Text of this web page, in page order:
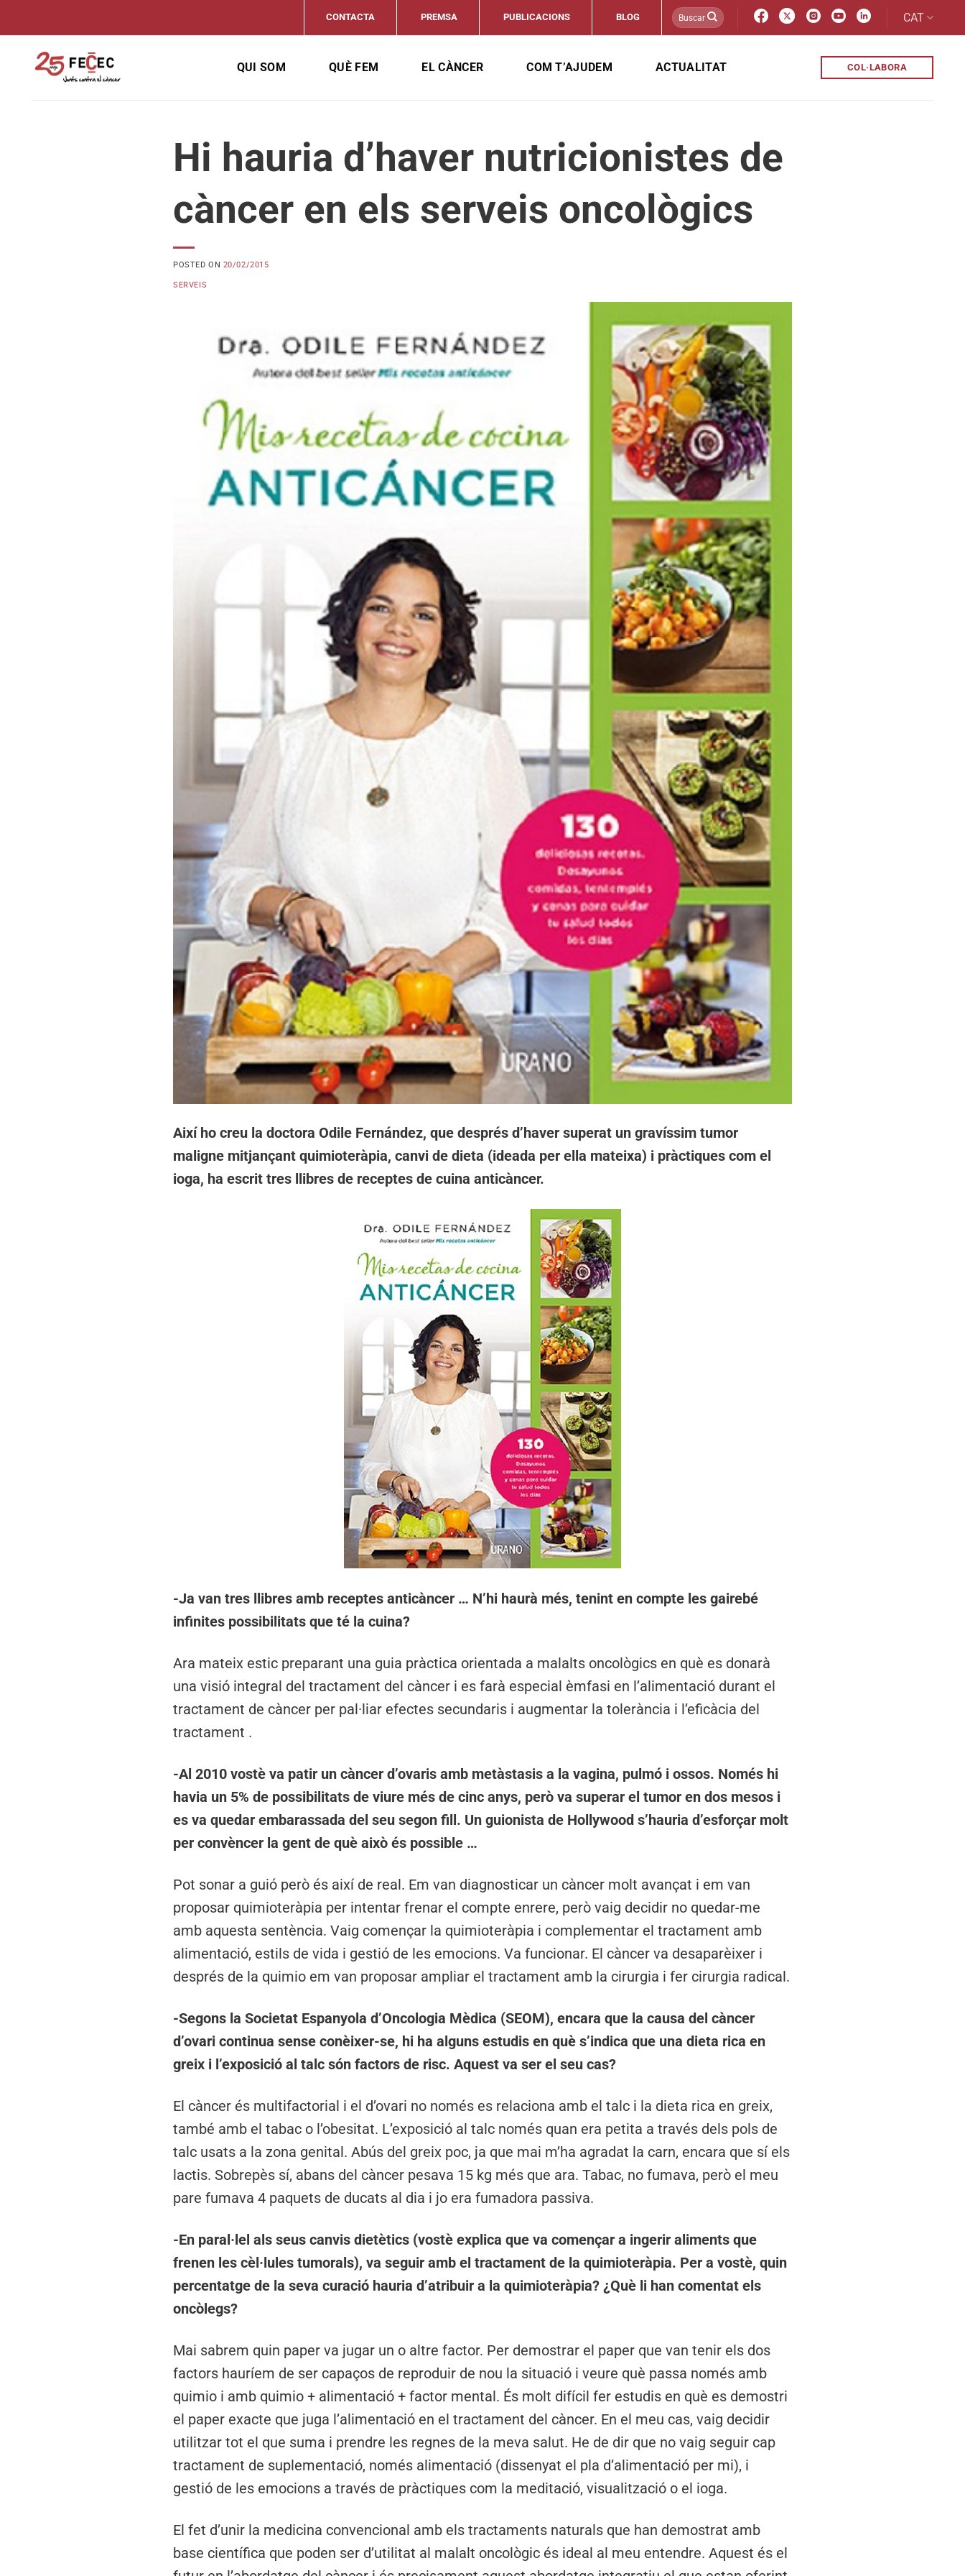
CONTACTA PREMSA PUBLICACIONS BLOG CAT
QUI SOM QUÈ FEM EL CÀNCER COM T’AJUDEM ACTUALITAT COL·LABORA
Hi hauria d’haver nutricionistes de
càncer en els serveis oncològics
POSTED ON 20/02/2015
SERVEIS
Així ho creu la doctora Odile Fernández, que després d’haver superat un gravíssim tumor
maligne mitjançant quimioteràpia, canvi de dieta (ideada per ella mateixa) i pràctiques com el
ioga, ha escrit tres llibres de receptes de cuina anticàncer.
-Ja van tres llibres amb receptes anticàncer … N’hi haurà més, tenint en compte les gairebé
infinites possibilitats que té la cuina?
Ara mateix estic preparant una guia pràctica orientada a malalts oncològics en què es donarà
una visió integral del tractament del càncer i es farà especial èmfasi en l’alimentació durant el
tractament de càncer per pal·liar efectes secundaris i augmentar la tolerància i l’eficàcia del
tractament .
-Al 2010 vostè va patir un càncer d’ovaris amb metàstasis a la vagina, pulmó i ossos. Només hi
havia un 5% de possibilitats de viure més de cinc anys, però va superar el tumor en dos mesos i
es va quedar embarassada del seu segon fill. Un guionista de Hollywood s’hauria d’esforçar molt
per convèncer la gent de què això és possible …
Pot sonar a guió però és així de real. Em van diagnosticar un càncer molt avançat i em van
proposar quimioteràpia per intentar frenar el compte enrere, però vaig decidir no quedar-me
amb aquesta sentència. Vaig començar la quimioteràpia i complementar el tractament amb
alimentació, estils de vida i gestió de les emocions. Va funcionar. El càncer va desaparèixer i
després de la quimio em van proposar ampliar el tractament amb la cirurgia i fer cirurgia radical.
-Segons la Societat Espanyola d’Oncologia Mèdica (SEOM), encara que la causa del càncer
d’ovari continua sense conèixer-se, hi ha alguns estudis en què s’indica que una dieta rica en
greix i l’exposició al talc són factors de risc. Aquest va ser el seu cas?
El càncer és multifactorial i el d’ovari no només es relaciona amb el talc i la dieta rica en greix,
també amb el tabac o l’obesitat. L’exposició al talc només quan era petita a través dels pols de
talc usats a la zona genital. Abús del greix poc, ja que mai m’ha agradat la carn, encara que sí els
lactis. Sobrepès sí, abans del càncer pesava 15 kg més que ara. Tabac, no fumava, però el meu
pare fumava 4 paquets de ducats al dia i jo era fumadora passiva.
-En paral·lel als seus canvis dietètics (vostè explica que va començar a ingerir aliments que
frenen les cèl·lules tumorals), va seguir amb el tractament de la quimioteràpia. Per a vostè, quin
percentatge de la seva curació hauria d’atribuir a la quimioteràpia? ¿Què li han comentat els
oncòlegs?
Mai sabrem quin paper va jugar un o altre factor. Per demostrar el paper que van tenir els dos
factors hauríem de ser capaços de reproduir de nou la situació i veure què passa només amb
quimio i amb quimio + alimentació + factor mental. És molt difícil fer estudis en què es demostri
el paper exacte que juga l’alimentació en el tractament del càncer. En el meu cas, vaig decidir
utilitzar tot el que suma i prendre les regnes de la meva salut. He de dir que no vaig seguir cap
tractament de suplementació, només alimentació (dissenyat el pla d’alimentació per mi), i
gestió de les emocions a través de pràctiques com la meditació, visualització o el ioga.
El fet d’unir la medicina convencional amb els tractaments naturals que han demostrat amb
base científica que poden ser d’utilitat al malalt oncològic és ideal al meu entendre. Aquest és el